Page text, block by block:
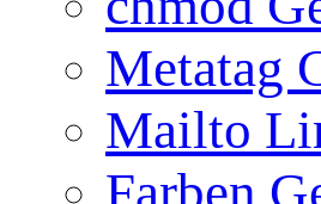
Metatag
Mailto
Farben